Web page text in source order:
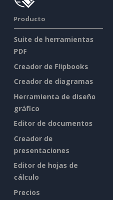
Producto
Suite de herramientas
PDF
Creador de Flipbooks
Creador de diagramas
Herramienta de diseño
gráfico
Editor de documentos
Creador de
presentaciones
Editor de hojas de
cálculo
Precios